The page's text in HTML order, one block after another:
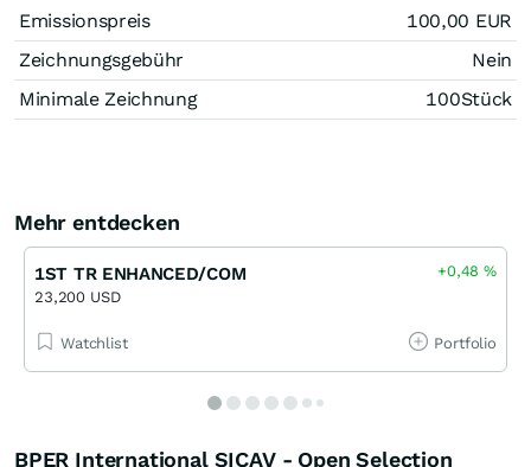
Emissionspreis 100,00 EUR
Zeichnungsgebühr
Nein
Minimale Zeichnung
100Stück
Mehr entdecken
1ST TR ENHANCED/COM
23,200 USD
+0,48%
Watchlist Portfolio
BPER International SICAV - Open Selection